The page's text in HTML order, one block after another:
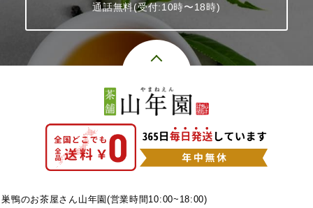
通話無料(受付:10時〜18時)
巣鴨のお茶屋さん山年園(営業時間10:00~18:00)